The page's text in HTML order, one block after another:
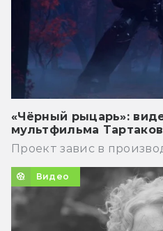
«Чёрный рыцарь»:
мультфильма
Проект завис в
Видео